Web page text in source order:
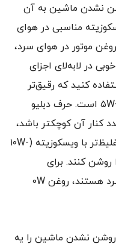
نشدن ماشین به آن
مناسبی در هوای
موتور در هوای سرد،
در لابه‌لای اجزای
کنید که رقیق‌تر
باشد. بهترین روغن برای زمستان ۵W-20 است. حرف دبلیو
کنار آن کوچکتر باشد،
یعنی روغن رقیق‌تر است. روغن‌های غلیظ‌تر با ویسکوزیته (۱۰W-
روشن کنند. برای
خودروهایی که در آب‌وهوای بسیار سرد هستند، روغن 0W
نشدن ماشین را یه